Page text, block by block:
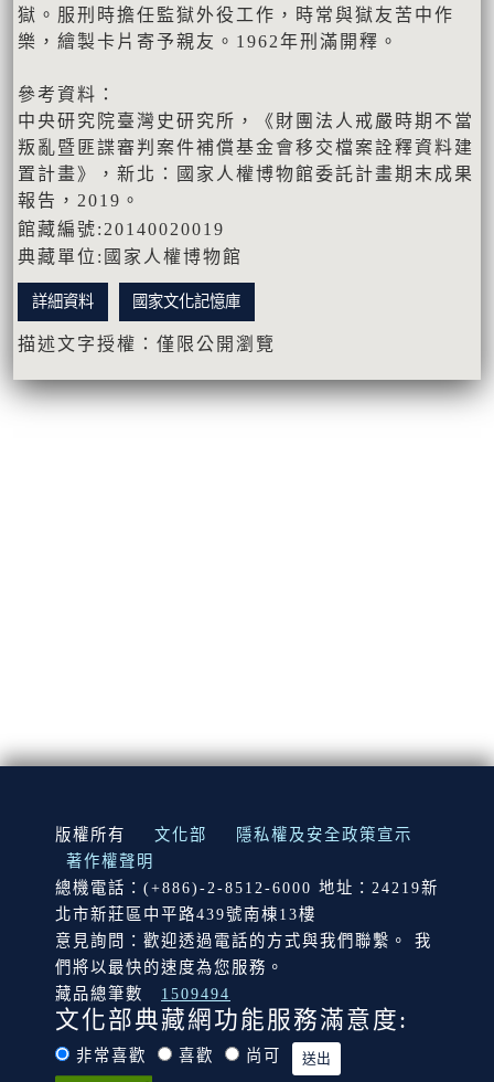
獄。服刑時擔任監獄外役工作，時常與獄友苦中作
樂，繪製卡片寄予親友。1962年刑滿開釋。
參考資料：
中央研究院臺灣史研究所，《財團法人戒嚴時期不當
叛亂暨匪諜審判案件補償基金會移交檔案詮釋資料建
置計畫》，新北：國家人權博物館委託計畫期末成果
報告，2019。
館藏編號:20140020019
典藏單位:國家人權博物館
詳細資料 國家文化記憶庫
描述文字授權：僅限公開瀏覽
:::
版權所有 文化部
隱私權及安全政策宣示
著作權聲明
總機電話：(+886)-2-8512-6000 地址：24219新
北市新莊區中平路439號南棟13樓
意見詢問：歡迎透過電話的方式與我們聯繫。 我
們將以最快的速度為您服務。
藏品總筆數
1509494
文化部典藏網功能服務滿意度:
非常喜歡 喜歡 尚可